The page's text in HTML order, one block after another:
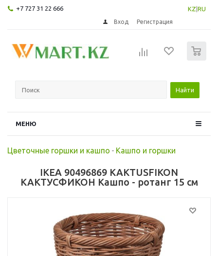
+7 727 31 22 666 KZ RU
Вход Регистрация
Найти
МЕНЮ
Цветочные горшки и кашпо - Кашпо и горшки
IKEA 90496869 KAKTUSFIKON
КАКТУСФИКОН Кашпо - ротанг 15 см